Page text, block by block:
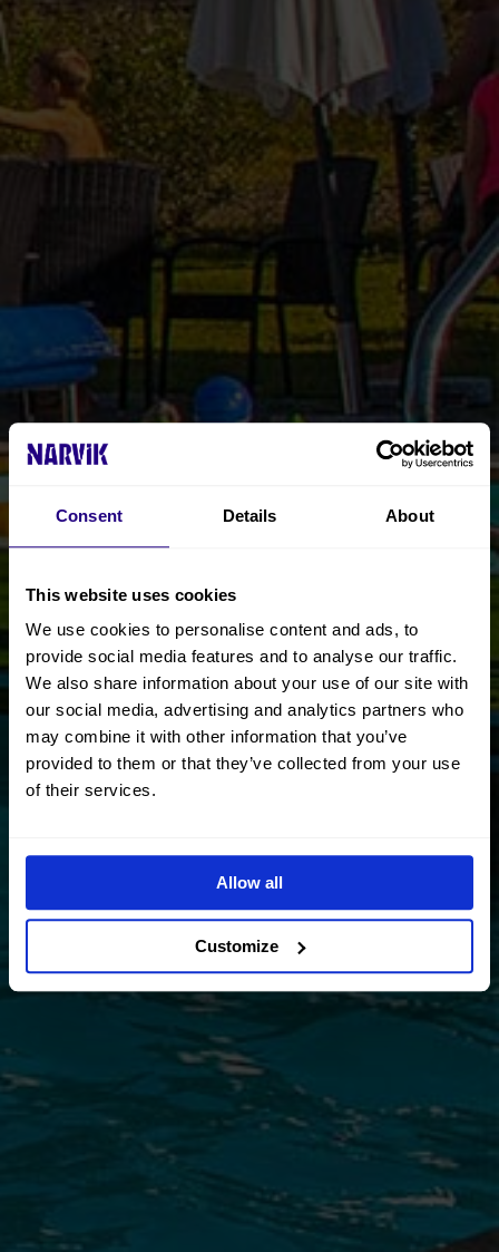
Consent Details About
This website uses cookies
We use cookies to personalise content and ads, to
provide social media features and to analyse our traffic.
We also share information about your use of our site with
our social media, advertising and analytics partners who
may combine it with other information that you’ve
provided to them or that they’ve collected from your use
of their services.
Allow all
Customize